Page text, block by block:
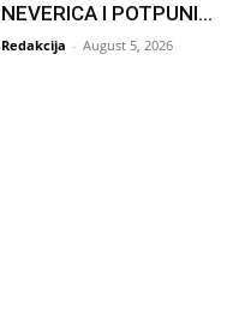
NEVERICA I POTPUNI...
Redakcija - August 5, 2026